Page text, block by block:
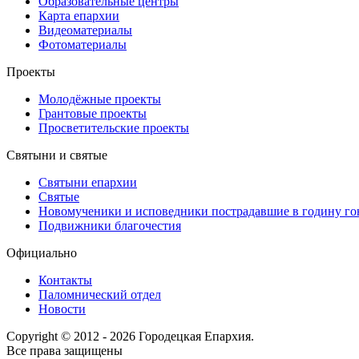
Карта епархии
Видеоматериалы
Фотоматериалы
Проекты
Молодёжные проекты
Грантовые проекты
Просветительские проекты
Святыни и святые
Святыни епархии
Святые
Новомученики и исповедники пострадавшие в годину
Подвижники благочестия
Официально
Контакты
Паломнический отдел
Новости
Copyright © 2012 - 2026 Городецкая Епархия.
Все права защищены